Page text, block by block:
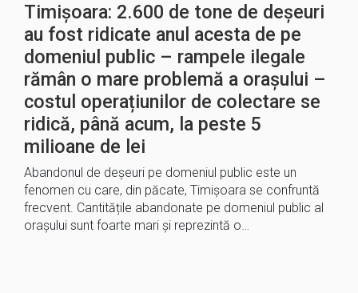
Timișoara: 2.600 de tone de deșeuri
au fost ridicate anul acesta de pe
domeniul public – rampele ilegale
rămân o mare problemă a orașului –
costul operațiunilor de colectare se
ridică, până acum, la peste 5
milioane de lei
Abandonul de deșeuri pe domeniul public este un
fenomen cu care, din păcate, Timișoara se confruntă
frecvent. Cantitățile abandonate pe domeniul public al
orașului sunt foarte mari și reprezintă o…